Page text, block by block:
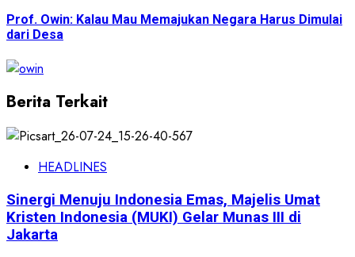
Prof. Owin: Kalau Mau Memajukan Negara Harus Dimulai
dari Desa
Berita Terkait
HEADLINES
Sinergi Menuju Indonesia Emas, Majelis Umat
Kristen Indonesia (MUKI) Gelar Munas III di
Jakarta